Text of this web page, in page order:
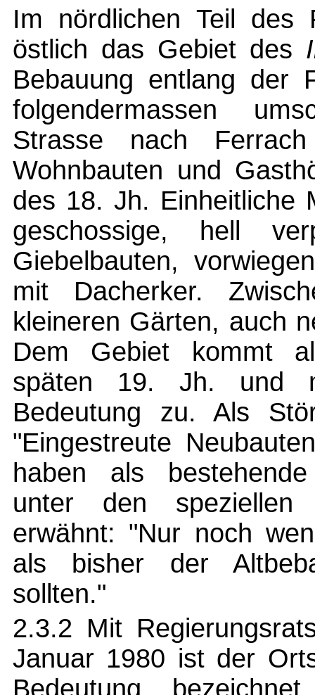
Im nördlichen Teil des
östlich das Gebiet des
Bebauung entlang der
folgendermassen
Strasse nach
Wohnbauten und
des 18. Jh. Einheitliche
geschossige, hell
Giebelbauten,
mit Dacherker.
kleineren Gärten, auch
Dem Gebiet kommt
späten 19. Jh. und
Bedeutung zu. Als
"Eingestreute
haben als
unter den speziellen
erwähnt: "Nur noch
als bisher der
sollten."
2.3.2 Mit
Januar 1980 ist der
Bedeutung